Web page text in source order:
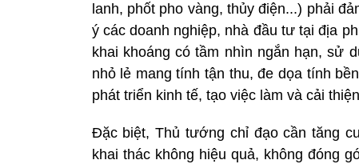
lanh, phốt pho vàng, thủy điện...) phải
ý các doanh nghiệp, nhà đầu tư tại địa
khai khoáng có tầm nhìn ngắn hạn, sử
nhỏ lẻ mang tính tận thu, đe dọa tính
phát triển kinh tế, tạo việc làm và cải
Đặc biệt, Thủ tướng chỉ đạo cần tăng
khai thác không hiệu quả, không đóng